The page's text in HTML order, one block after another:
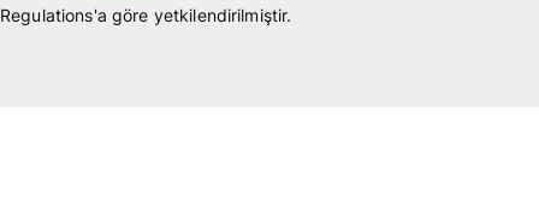
Regulations'a göre yetkilendirilmiştir.